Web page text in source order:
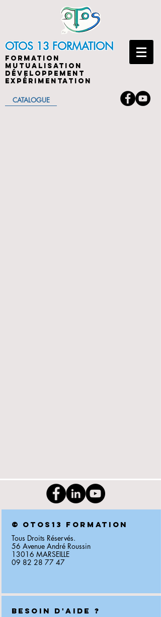
OTOS 13 FORMATION
FORMATION
MUTUALISATION
DÉVELOPPEMENT
EXPÉRIMENTATION
CATALOGUE
© OTOS13 FORMATION
Tous Droits Réservés.
56 Avenue André Roussin
13016 MARSEILLE
09 82 28 77 47
BESOIN D'AIDE ?